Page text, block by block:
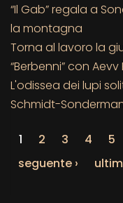
“Il Gab” regala a
la montagna
Torna al lavoro la
“Berbenni” con Aevv
L'odissea dei lupi
Schmidt-
1 2 3 4 5
seguente ›